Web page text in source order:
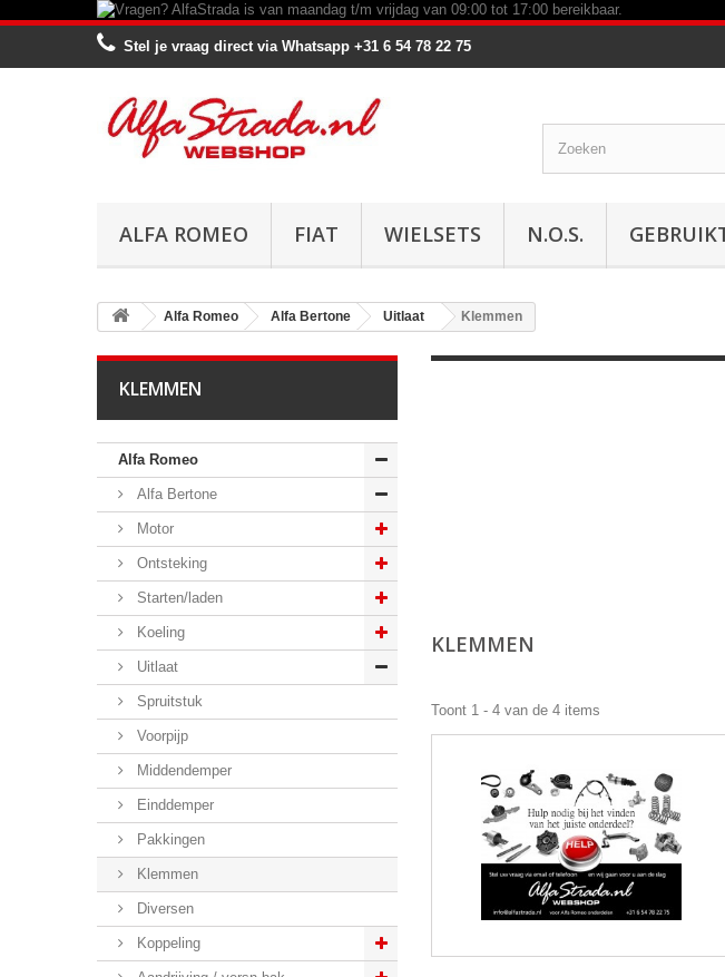
Stel je vraag direct via Whatsapp +31 6 54 78 22 75
ALFA ROMEO FIAT WIELSETS N.O.S.
Alfa Romeo Alfa Bertone Uitlaat Klemmen
KLEMMEN
Alfa Romeo
Alfa Bertone
Motor
Ontsteking
Starten/laden
Koeling
Uitlaat
Spruitstuk
Voorpijp
Middendemper
Einddemper
Pakkingen
Klemmen
Diversen
Koppeling
KLEMMEN
Toont 1 - 4 van de 4 items